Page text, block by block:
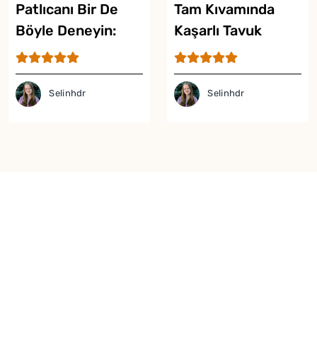
Patlıcanı Bir De
Böyle Deneyin:
Fırında Patlıcan
Köftesi Tarifi
Selinhdr
Tam Kıvamında
Kaşarlı Tavuk
Köfte Tarifi
Selinhdr